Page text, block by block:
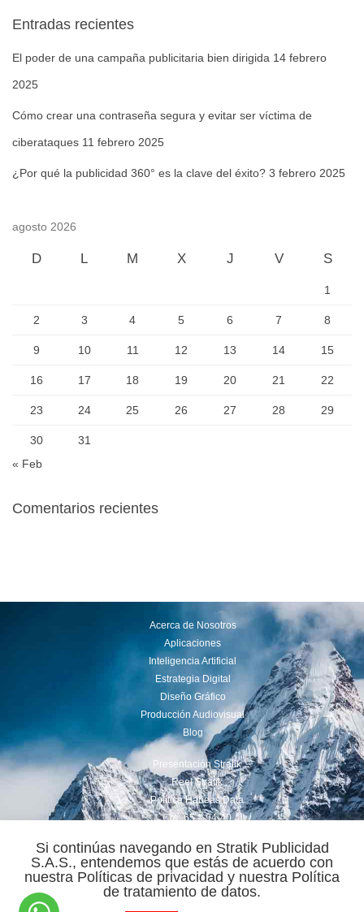
Entradas recientes
El poder de una campaña publicitaria bien dirigida 14 febrero
2025
Cómo crear una contraseña segura y evitar ser víctima de
ciberataques 11 febrero 2025
¿Por qué la publicidad 360° es la clave del éxito? 3 febrero 2025
agosto 2026
D L M X J V S
1
2 3 4 5 6 7 8
9 10 11 12 13 14 15
16 17 18 19 20 21 22
23 24 25 26 27 28 29
30
31
« Feb
Comentarios recientes
Acerca de Nosotros
Aplicaciones
Inteligencia Artificial
Estrategia Digital
Diseño Gráfico
Producción Audiovisual
Blog
Presentación Stratik
Reel Stratik
Política Habeas Data
Cra. 65 # 94-40
comercial@stratik.com.co
Power By : Stratik ® 2022
Si continúas navegando en Stratik Publicidad
S.A.S., entendemos que estás de acuerdo con
nuestra Políticas de privacidad y nuestra Política
de tratamiento de datos.